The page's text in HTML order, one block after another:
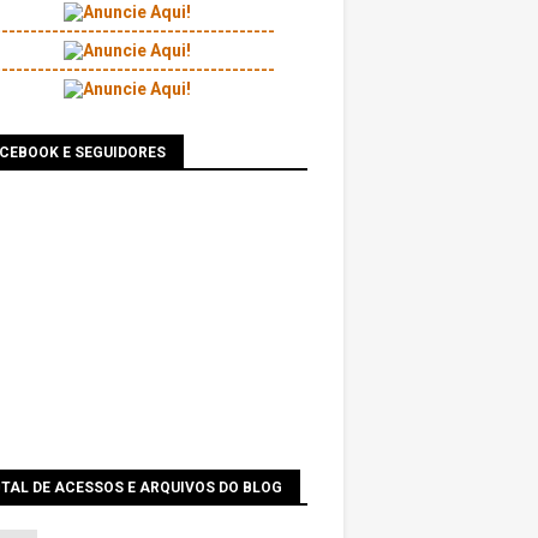
E SEGUIDORES
DE ACESSOS E ARQUIVOS DO BLOG